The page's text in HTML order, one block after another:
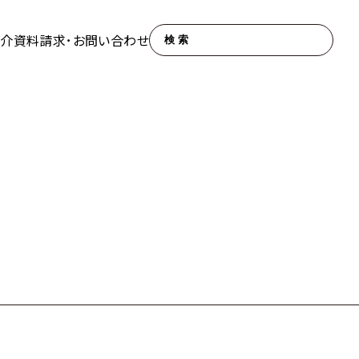
資料請求･お問い合わせ 検索